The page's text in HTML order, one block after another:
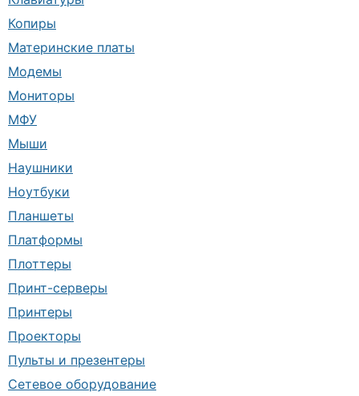
Копиры
Материнские платы
Модемы
Мониторы
МФУ
Мыши
Наушники
Ноутбуки
Планшеты
Платформы
Плоттеры
Принт-серверы
Принтеры
Проекторы
Пульты и презентеры
Сетевое оборудование